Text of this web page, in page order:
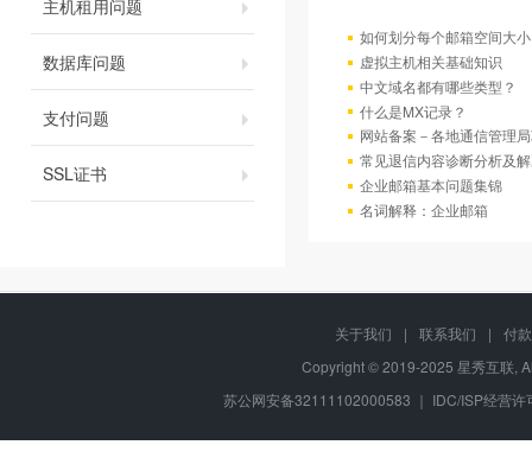
主机租用问题
数据库问题
支付问题
SSL证书
如何划分每个邮箱空间大
虚拟主机相关基础知识
中文域名都有哪些类型？
什么是MX记录？
网站备案－各地通信管理
常见退信内容诊断分析及
企业邮箱基本问题集锦
名词解释：企业邮箱
关于我们 | 联系我们 |
付
Copyright © 2019-2025 星秀互联,
苏公网安备32111102000583 ｜ IDC/ISP经营